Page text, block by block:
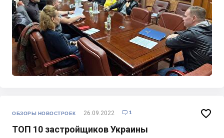
ОБЗОРЫ НОВОСТРОЕК 26.09.2022  1
ТОП 10 застройщиков Украины
